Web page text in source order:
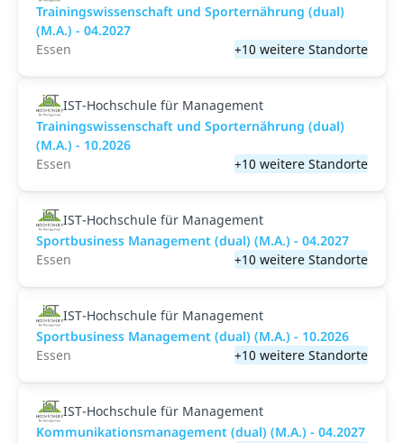
Trainingswissenschaft und Sporternährung (dual)
(M.A.) - 04.2027
Essen
+10 weitere Standorte
IST-Hochschule für Management
Trainingswissenschaft und Sporternährung (dual)
(M.A.) - 10.2026
Essen
+10 weitere Standorte
IST-Hochschule für Management
Sportbusiness Management (dual) (M.A.) - 04.2027
Essen
+10 weitere Standorte
IST-Hochschule für Management
Sportbusiness Management (dual) (M.A.) - 10.2026
Essen
+10 weitere Standorte
IST-Hochschule für Management
Kommunikationsmanagement (dual) (M.A.) - 04.2027